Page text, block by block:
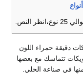
أنواع
نوع،انظر النص.
دقيقة حمراء اللون
تتماسك مع بعضها
في صناعة الحلي.